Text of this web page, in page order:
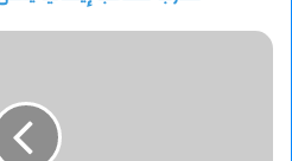
المصدر: أسوشيتد برس+وسائل إعلام
وسائل